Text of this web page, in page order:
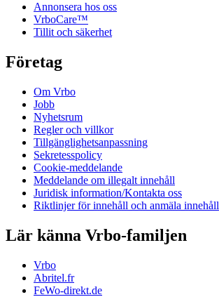
Annonsera hos oss
VrboCare™
Tillit och säkerhet
Företag
Om Vrbo
Jobb
Nyhetsrum
Regler och villkor
Tillgänglighetsanpassning
Sekretesspolicy
Cookie-meddelande
Meddelande om illegalt innehåll
Juridisk information/Kontakta oss
Riktlinjer för innehåll och anmäla innehåll
Lär känna Vrbo-familjen
Vrbo
Abritel.fr
FeWo-direkt.de